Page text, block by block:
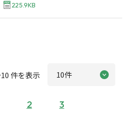
225.9KB
件を表示
2 3